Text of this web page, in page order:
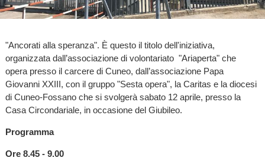
"Ancorati alla speranza". È questo il titolo dell'iniziativa,
organizzata dall’associazione di volontariato "Ariaperta" che
opera presso il carcere di Cuneo, dall’associazione Papa
Giovanni XXIII, con il gruppo "Sesta opera", la Caritas e la diocesi
di Cuneo-Fossano che si svolgerà sabato 12 aprile, presso la
Casa Circondariale, in occasione del Giubileo.
Programma
Ore 8.45 - 9.00